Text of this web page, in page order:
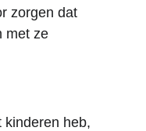
zorgen dat
met ze
kinderen heb,